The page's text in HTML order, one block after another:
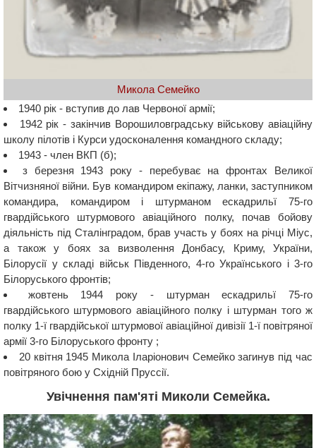
Микола Семейко
1940 рік - вступив до лав Червоної армії;
1942 рік - закінчив Ворошиловградську військову авіаційну
школу пілотів і Курси удосконалення командного складу;
1943 - член ВКП (б);
з березня 1943 року - перебуває на фронтах Великої
Вітчизняної війни. Був командиром екіпажу, ланки, заступником
командира, командиром і штурманом ескадрильї 75-го
гвардійського штурмового авіаційного полку, почав бойову
діяльність під Сталінградом, брав участь у боях на річці Міус,
а також у боях за визволення Донбасу, Криму, України,
Білорусії у складі військ Південного, 4-го Українського і 3-го
Білоруського фронтів;
жовтень 1944 року - штурман ескадрильї 75-го
гвардійського штурмового авіаційного полку і штурман того ж
полку 1-ї гвардійської штурмової авіаційної дивізії 1-ї повітряної
армії 3-го Білоруського фронту ;
20 квітня 1945 Микола Іларіонович Семейко загинув під час
повітряного бою у Східній Пруссії.
Увічнення пам'яті Миколи Семейка.